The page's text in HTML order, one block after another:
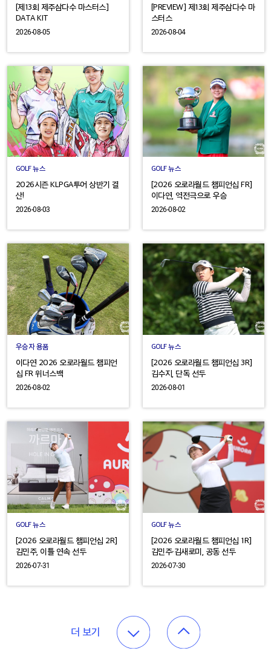
[제13회 제주삼다수 마스터스]
DATA KIT
2026-08-05
[PREVIEW] 제13회 제주삼다수 마
스터스
2026-08-04
GOLF 뉴스
2026시즌 KLPGA투어 상반기 결
산!
2026-08-03
GOLF 뉴스
[2026 오로라월드 챔피언십 FR]
이다연, 역전극으로 우승
2026-08-02
우승자 용품
이다연 2026 오로라월드 챔피언
십 FR 위너스백
2026-08-02
GOLF 뉴스
[2026 오로라월드 챔피언십 3R]
김수지, 단독 선두
2026-08-01
GOLF 뉴스
[2026 오로라월드 챔피언십 2R]
김민주, 이틀 연속 선두
2026-07-31
GOLF 뉴스
[2026 오로라월드 챔피언십 1R]
김민주·김새로미, 공동 선두
2026-07-30
더 보기